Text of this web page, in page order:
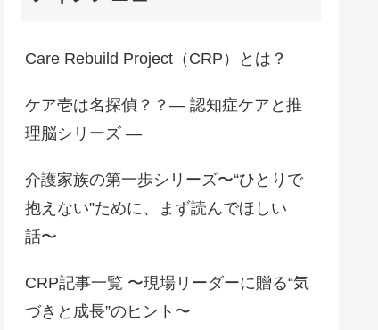
Care Rebuild Project（CRP）とは？
ケア壱は名探偵？？― 認知症ケアと推
理脳シリーズ ―
介護家族の第一歩シリーズ〜“ひとりで
抱えない”ために、まず読んでほしい
話〜
CRP記事一覧 〜現場リーダーに贈る“気
づきと成長”のヒント〜